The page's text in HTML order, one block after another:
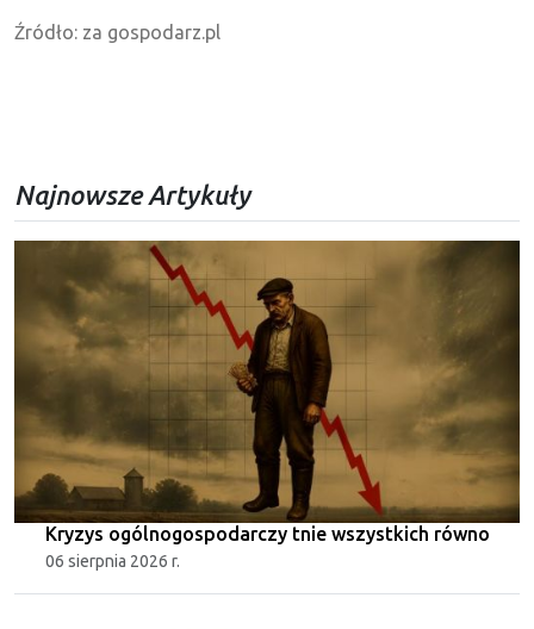
Źródło: za gospodarz.pl
Najnowsze Artykuły
Kryzys ogólnogospodarczy tnie wszystkich równo
06 sierpnia 2026 r.